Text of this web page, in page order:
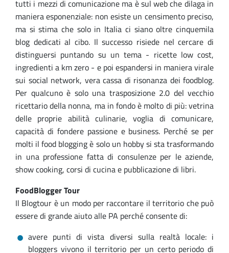
tutti i mezzi di comunicazione ma è sul web che dilaga in
maniera esponenziale: non esiste un censimento preciso,
ma si stima che solo in Italia ci siano oltre cinquemila
blog dedicati al cibo. Il successo risiede nel cercare di
distinguersi puntando su un tema - ricette low cost,
ingredienti a km zero - e poi espandersi in maniera virale
sui social network, vera cassa di risonanza dei foodblog.
Per qualcuno è solo una trasposizione 2.0 del vecchio
ricettario della nonna, ma in fondo è molto di più: vetrina
delle proprie abilità culinarie, voglia di comunicare,
capacità di fondere passione e business. Perché se per
molti il food blogging è solo un hobby si sta trasformando
in una professione fatta di consulenze per le aziende,
show cooking, corsi di cucina e pubblicazione di libri.
FoodBlogger Tour
Il Blogtour è un modo per raccontare il territorio che può
essere di grande aiuto alle PA perché consente di:
avere punti di vista diversi sulla realtà locale: i
bloggers vivono il territorio per un certo periodo di